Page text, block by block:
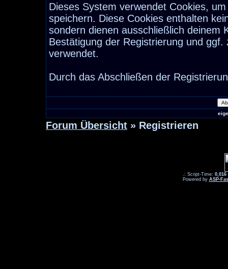
Dieses System verwendet Cookies,
speichern. Diese Cookies enthalten
sondern dienen ausschließlich deinem
Bestätigung der Registrierung und
verwendet.
Durch das Abschließen der
Forum Übersicht » Registrieren
.: Script-Time: 0,016
Powered by ASP-